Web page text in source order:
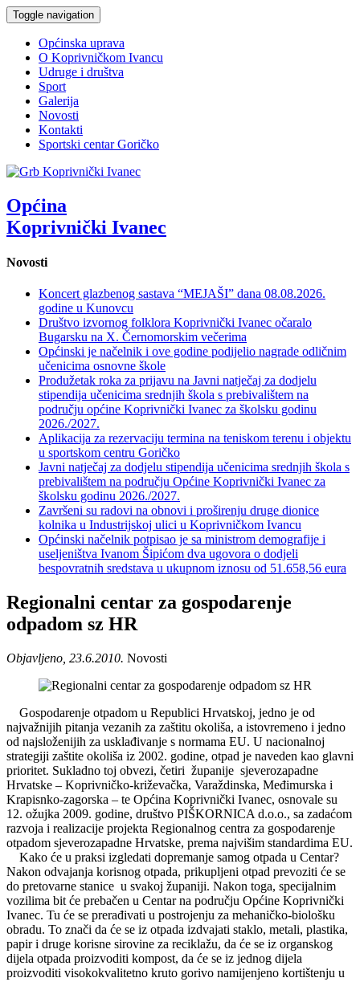
Toggle navigation
Općinska uprava
O Koprivničkom Ivancu
Udruge i društva
Sport
Galerija
Novosti
Kontakti
Sportski centar Goričko
Općina
Koprivnički Ivanec
Novosti
Koncert glazbenog sastava “MEJAŠI” dana 08.08.2026.
godine u Kunovcu
Društvo izvornog folklora Koprivnički Ivanec očaralo
Bugarsku na X. Černomorskim večerima
Općinski je načelnik i ove godine podijelio nagrade odličnim
učenicima osnovne škole
Produžetak roka za prijavu na Javni natječaj za dodjelu
stipendija učenicima srednjih škola s prebivalištem na
području općine Koprivnički Ivanec za školsku godinu
2026./2027.
Aplikacija za rezervaciju termina na teniskom terenu i objektu
u sportskom centru Goričko
Javni natječaj za dodjelu stipendija učenicima srednjih škola s
prebivalištem na području Općine Koprivnički Ivanec za
školsku godinu 2026./2027.
Završeni su radovi na obnovi i proširenju druge dionice
kolnika u Industrijskoj ulici u Koprivničkom Ivancu
Općinski načelnik potpisao je sa ministrom demografije i
useljeništva Ivanom Šipićom dva ugovora o dodjeli
bespovratnih sredstava u ukupnom iznosu od 51.658,56 eura
Regionalni centar za gospodarenje
odpadom sz HR
Objavljeno, 23.6.2010. Novosti
Gospodarenje otpadom u Republici Hrvatskoj, jedno je od
najvažnijih pitanja vezanih za zaštitu okoliša, a istovremeno i jedno
od najsloženijih za usklađivanje s normama EU. U nacionalnoj
strategiji zaštite okoliša iz 2002. godine, otpad je naveden kao glavni
prioritet. Sukladno toj obvezi, četiri županije sjeverozapadne
Hrvatske – Koprivničko-križevačka, Varaždinska, Međimurska i
Krapisnko-zagorska – te Općina Koprivnički Ivanec, osnovale su
12. ožujka 2009. godine, društvo PIŠKORNICA d.o.o., sa zadaćom
razvoja i realizacije projekta Regionalnog centra za gospodarenje
otpadom sjeverozapadne Hrvatske, prema najvišim standardima EU.
Kako će u praksi izgledati dopremanje samog otpada u Centar?
Nakon odvajanja korisnog otpada, prikupljeni otpad prevoziti će se
do pretovarne stanice u svakoj županiji. Nakon toga, specijalnim
vozilima bit će prebačen u Centar na području Općine Koprivnički
Ivanec. Tu će se prerađivati u postrojenju za mehaničko-biološku
obradu. To znači da će se iz otpada izdvajati staklo, metali, plastika,
papir i druge korisne sirovine za reciklažu, da će se iz organskog
dijela otpada proizvoditi kompost, da će se iz jednog dijela
proizvoditi visokokvalitetno kruto gorivo namijenjeno kortištenju u